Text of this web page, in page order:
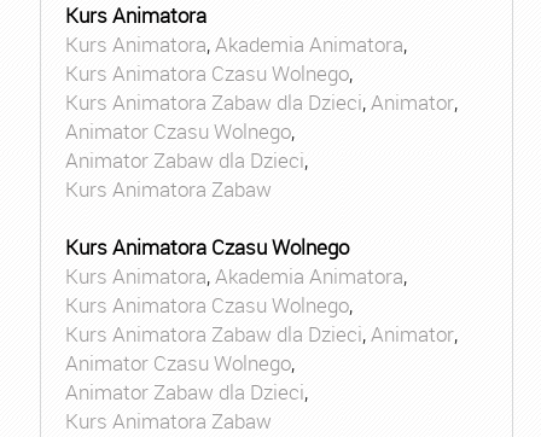
Kurs Animatora
Kurs Animatora,Akademia Animatora,
Kurs Animatora Czasu Wolnego,
Kurs Animatora Zabaw dla Dzieci,Animator,
Animator Czasu Wolnego,
Animator Zabaw dla Dzieci,
Kurs Animatora Zabaw
Kurs Animatora Czasu Wolnego
Kurs Animatora,Akademia Animatora,
Kurs Animatora Czasu Wolnego,
Kurs Animatora Zabaw dla Dzieci,Animator,
Animator Czasu Wolnego,
Animator Zabaw dla Dzieci,
Kurs Animatora Zabaw